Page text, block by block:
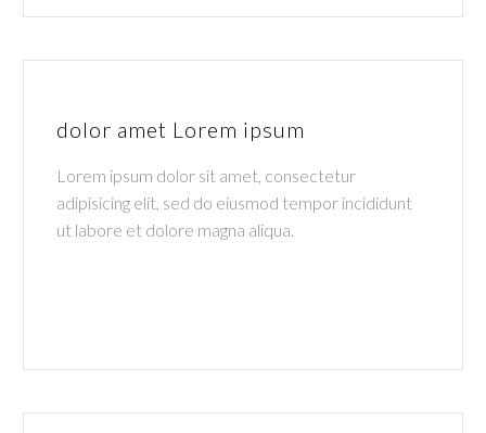
dolor amet Lorem ipsum
Lorem ipsum dolor sit amet, consectetur
adipisicing elit, sed do eiusmod tempor incididunt
ut labore et dolore magna aliqua.